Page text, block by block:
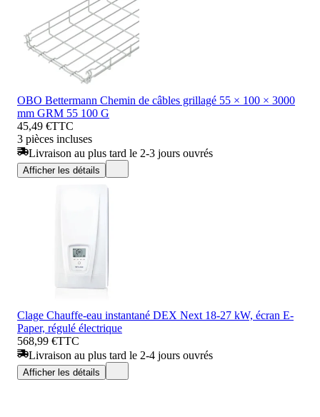
OBO Bettermann Chemin de câbles grillagé 55 × 100 × 3000
mm GRM 55 100 G
45,49 €TTC
3 pièces incluses
Livraison au plus tard le 2-3 jours ouvrés
Afficher les détails
Clage Chauffe-eau instantané DEX Next 18-27 kW, écran E-
Paper, régulé électrique
568,99 €TTC
Livraison au plus tard le 2-4 jours ouvrés
Afficher les détails